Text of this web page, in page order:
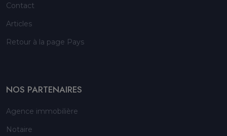
Contact
Articles
Retour à la page Pays
NOS PARTENAIRES
Agence immobilière
Notaire